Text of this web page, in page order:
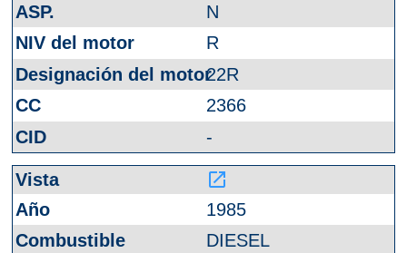
N
R
22R
2366
-
launch
1985
DIESEL